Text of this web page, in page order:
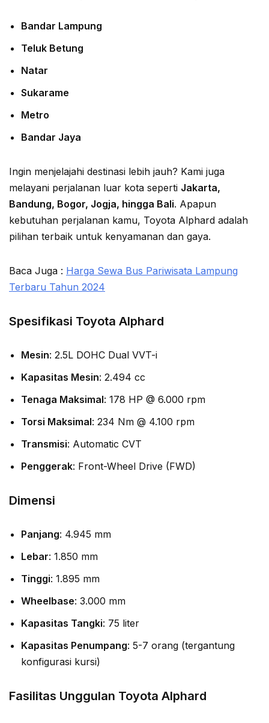
Bandar Lampung
Teluk Betung
Natar
Sukarame
Metro
Bandar Jaya
Ingin menjelajahi destinasi lebih jauh? Kami juga
melayani perjalanan luar kota seperti Jakarta,
Bandung, Bogor, Jogja, hingga Bali. Apapun
kebutuhan perjalanan kamu, Toyota Alphard adalah
pilihan terbaik untuk kenyamanan dan gaya.
Baca Juga : Harga Sewa Bus Pariwisata Lampung
Terbaru Tahun 2024
Spesifikasi Toyota Alphard
Mesin: 2.5L DOHC Dual VVT-i
Kapasitas Mesin: 2.494 cc
Tenaga Maksimal: 178 HP @ 6.000 rpm
Torsi Maksimal: 234 Nm @ 4.100 rpm
Transmisi: Automatic CVT
Penggerak: Front-Wheel Drive (FWD)
Dimensi
Panjang: 4.945 mm
Lebar: 1.850 mm
Tinggi: 1.895 mm
Wheelbase: 3.000 mm
Kapasitas Tangki: 75 liter
Kapasitas Penumpang: 5-7 orang (tergantung
konfigurasi kursi)
Fasilitas Unggulan Toyota Alphard